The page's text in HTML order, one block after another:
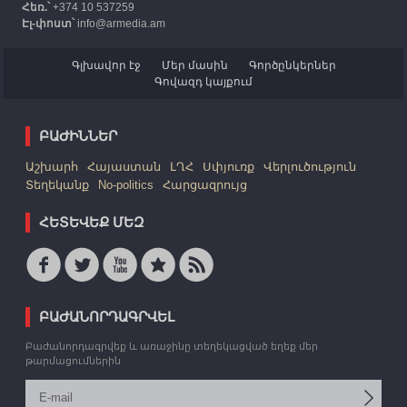
Հեռ.՝+374 10 537259
Էլ-փոստ՝info@armedia.am
Գլխավոր էջ Մեր մասին
Գործընկերներ
Գովազդ կայքում
ԲԱԺԻՆՆԵՐ
Աշխարհ Հայաստան ԼՂՀ Սփյուռք
Վերլուծություն
Տեղեկանք
No-politics Հարցազրույց
ՀԵՏԵՎԵՔ ՄԵԶ
ԲԱԺԱՆՈՐԴԱԳՐՎԵԼ
Բաժանորդագրվեք և առաջինը տեղեկացված եղեք մեր
թարմացումներին